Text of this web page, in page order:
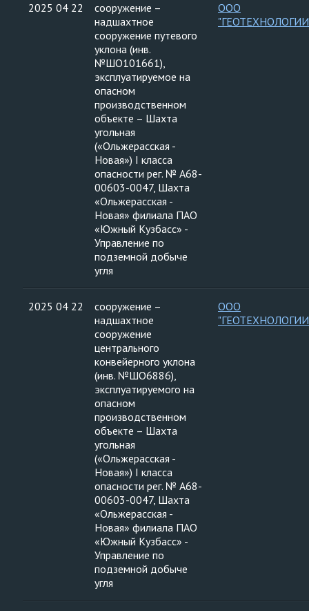
2025 04 22
сооружение –
надшахтное
сооружение путевого
уклона (инв.
№ШО101661),
эксплуатируемое на
опасном
производственном
объекте – Шахта
угольная
(«Ольжерасская -
Новая») I класса
опасности рег. № А68-
00603-0047, Шахта
«Ольжерасская -
Новая» филиала ПАО
«Южный Кузбасс» -
Управление по
подземной добыче
угля
ООО
2025 04 22
сооружение –
надшахтное
сооружение
центрального
конвейерного уклона
(инв. №ШО6886),
эксплуатируемого на
опасном
производственном
объекте – Шахта
угольная
(«Ольжерасская -
Новая») I класса
опасности рег. № А68-
00603-0047, Шахта
«Ольжерасская -
Новая» филиала ПАО
«Южный Кузбасс» -
Управление по
подземной добыче
угля
ООО